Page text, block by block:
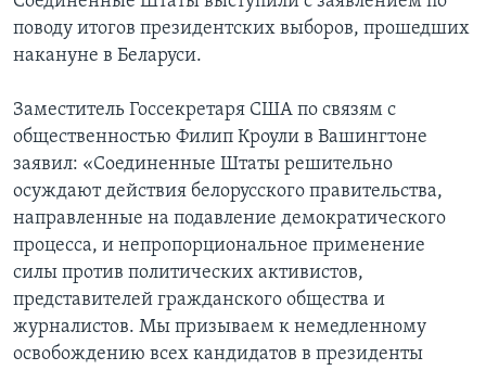
Языки
поводу итогов президентских выборов, прошедших
накануне в Беларуси.
Заместитель Госсекретаря США по связям с
общественностью Филип Кроули в Вашингтоне
заявил: «Соединенные Штаты решительно
осуждают действия белорусского правительства,
направленные на подавление демократического
процесса, и непропорциональное применение
силы против политических активистов,
представителей гражданского общества и
журналистов. Мы призываем к немедленному
освобождению всех кандидатов в президенты